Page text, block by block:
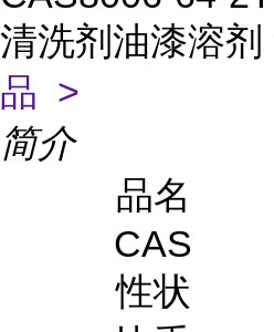
清洗剂油漆溶剂
品 >
简介
品名
CAS
性状